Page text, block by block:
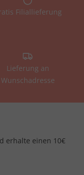
Filiallieferung
Lieferung an
Wunschadresse
erhalte einen 10€